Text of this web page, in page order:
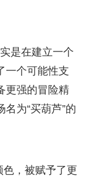
是在建立一个
一个可能性支
更强的冒险精
为“买葫芦”的
，被赋予了更